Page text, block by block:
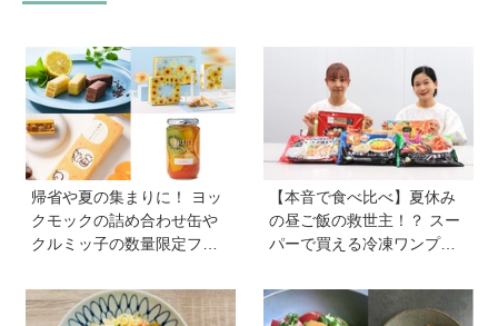
帰省や夏の集まりに！ ヨッ
クモックの詰め合わせ缶や
クルミッ子の数量限定フレ
る「夏の手土産」８選
【本音で食べ比べ】夏休み
の昼ご飯の救世主！？ スー
パーで買える冷凍ワンプレ
食！